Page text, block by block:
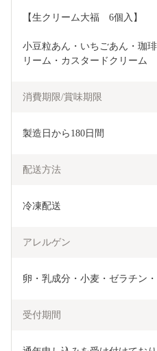
【生クリーム大福　6個入】
小豆粒あん・いちごあん・珈
リーム・カスタードクリーム
消費期限/賞味期限
製造日から180日間
配送方法
冷凍配送
アレルゲン
卵・乳成分・小麦・ゼラチン
受付期間